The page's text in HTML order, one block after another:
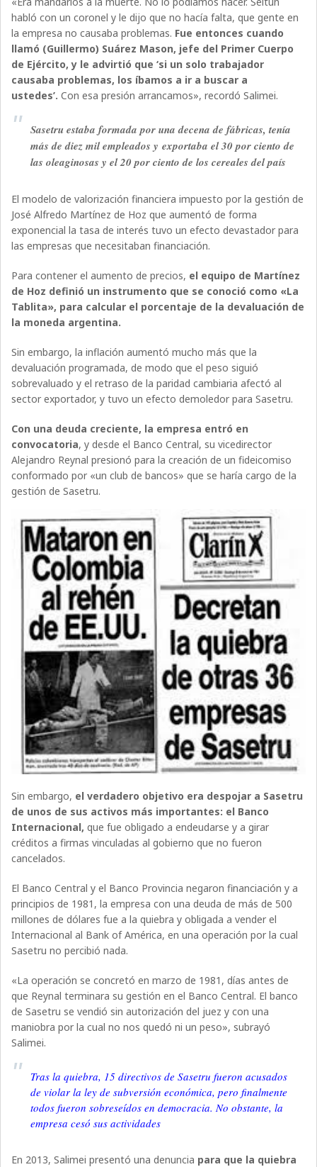
habló con un coronel y le dijo que no hacía falta, que gente en
la empresa no causaba problemas. Fue entonces cuando
llamó (Guillermo) Suárez Mason, jefe del Primer Cuerpo
de Ejército, y le advirtió que ‘si un solo trabajador
causaba problemas, los íbamos a ir a buscar a
ustedes’. Con esa presión arrancamos», recordó Salimei.
Sasetru estaba formada por una decena de fábricas, tenía
más de diez mil empleados y exportaba el 30 por ciento de
las oleaginosas y el 20 por ciento de los cereales del país
El modelo de valorización financiera impuesto por la gestión de
José Alfredo Martínez de Hoz que aumentó de forma
exponencial la tasa de interés tuvo un efecto devastador para
las empresas que necesitaban financiación.
Para contener el aumento de precios, el equipo de Martínez
de Hoz definió un instrumento que se conoció como «La
Tablita», para calcular el porcentaje de la devaluación de
la moneda argentina.
Sin embargo, la inflación aumentó mucho más que la
devaluación programada, de modo que el peso siguió
sobrevaluado y el retraso de la paridad cambiaria afectó al
sector exportador, y tuvo un efecto demoledor para Sasetru.
Con una deuda creciente, la empresa entró en
convocatoria, y desde el Banco Central, su vicedirector
Alejandro Reynal presionó para la creación de un fideicomiso
conformado por «un club de bancos» que se haría cargo de la
gestión de Sasetru.
Sin embargo, el verdadero objetivo era despojar a Sasetru
de unos de sus activos más importantes: el Banco
Internacional, que fue obligado a endeudarse y a girar
créditos a firmas vinculadas al gobierno que no fueron
cancelados.
El Banco Central y el Banco Provincia negaron financiación y a
principios de 1981, la empresa con una deuda de más de 500
millones de dólares fue a la quiebra y obligada a vender el
Internacional al Bank of América, en una operación por la cual
Sasetru no percibió nada.
«La operación se concretó en marzo de 1981, días antes de
que Reynal terminara su gestión en el Banco Central. El banco
de Sasetru se vendió sin autorización del juez y con una
maniobra por la cual no nos quedó ni un peso», subrayó
Salimei.
Tras la quiebra, 15 directivos de Sasetru fueron acusados
de violar la ley de subversión económica, pero finalmente
todos fueron sobreseídos en democracia. No obstante, la
empresa cesó sus actividades
En 2013, Salimei presentó una denuncia para que la quiebra